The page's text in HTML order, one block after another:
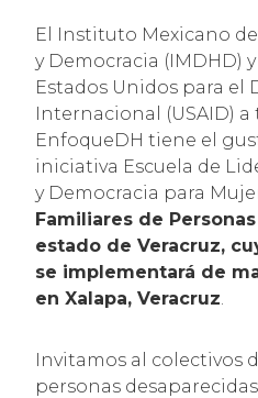
El Instituto Mexicano
y Democracia (IMDHD)
Estados Unidos para el
Internacional (USAID) a
EnfoqueDH tiene el
iniciativa Escuela de
y Democracia para
Familiares de
estado de Veracruz,
se implementará de
en Xalapa, Veracruz
Invitamos al colectivos
personas